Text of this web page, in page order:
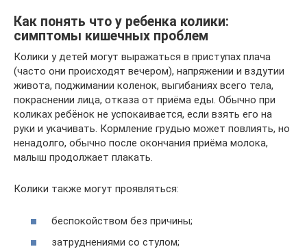
Как понять что у ребенка колики:
симптомы кишечных проблем
Колики у детей могут выражаться в приступах плача
(часто они происходят вечером), напряжении и вздутии
живота, поджимании коленок, выгибаниях всего тела,
покраснении лица, отказа от приёма еды. Обычно при
коликах ребёнок не успокаивается, если взять его на
руки и укачивать. Кормление грудью может повлиять, но
ненадолго, обычно после окончания приёма молока,
малыш продолжает плакать.
Колики также могут проявляться:
беспокойством без причины;
затруднениями со стулом;